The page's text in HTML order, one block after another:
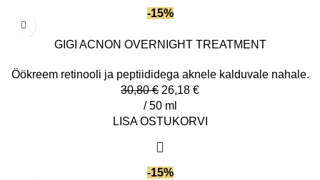
-15%
GIGI ACNON OVERNIGHT TREATMENT
Öökreem retinooli ja peptiididega aknele kalduvale nahale.
30,80€ 26,18 €
/ 50 ml
LISA OSTUKORVI
-15%